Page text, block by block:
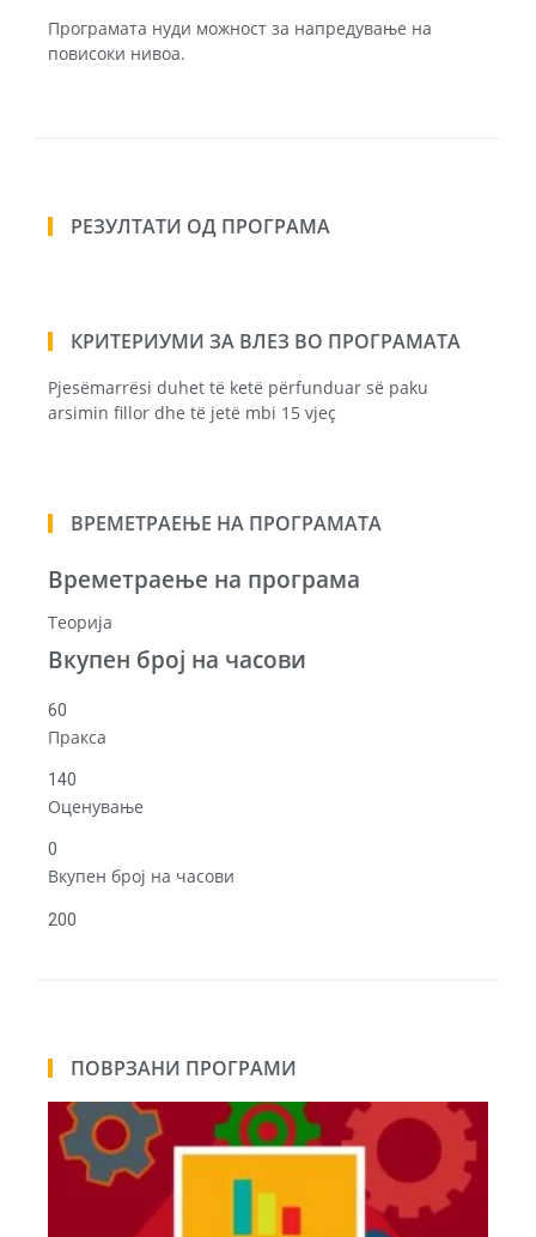
Програмата нуди можност за напредување на
повисоки нивоа.
РЕЗУЛТАТИ ОД ПРОГРАМА
КРИТЕРИУМИ ЗА ВЛЕЗ ВО ПРОГРАМАТА
Pjesëmarrësi duhet të ketë përfunduar së paku
arsimin fillor dhe të jetë mbi 15 vjeç
ВРЕМЕТРАЕЊЕ НА ПРОГРАМАТА
Времетраење на програма
Теорија
Вкупен број на часови
60
Пракса
140
Оценување
0
Вкупен број на часови
200
ПОВРЗАНИ ПРОГРАМИ